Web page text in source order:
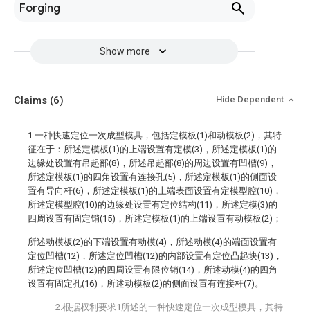
Forging
Show more
Claims (6) Hide Dependent
1.一种快速定位一次成型模具，包括定模板(1)和动模板(2)，其特
征在于：所述定模板(1)的上端设置有定模(3)，所述定模板(1)的
边缘处设置有吊起部(8)，所述吊起部(8)的周边设置有凹槽(9)，
所述定模板(1)的四角设置有连接孔(5)，所述定模板(1)的侧面设
置有导向杆(6)，所述定模板(1)的上端表面设置有定模型腔(10)，
所述定模型腔(10)的边缘处设置有定位结构(11)，所述定模(3)的
四周设置有固定销(15)，所述定模板(1)的上端设置有动模板(2)；
所述动模板(2)的下端设置有动模(4)，所述动模(4)的端面设置有
定位凹槽(12)，所述定位凹槽(12)的内部设置有定位凸起块(13)，
所述定位凹槽(12)的四周设置有限位销(14)，所述动模(4)的四角
设置有固定孔(16)，所述动模板(2)的侧面设置有连接杆(7)。
2.根据权利要求1所述的一种快速定位一次成型模具，其特